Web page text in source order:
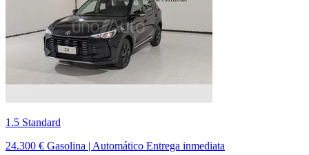
1.5 Standard
24.300 € Gasolina | Automático Entrega inmediata